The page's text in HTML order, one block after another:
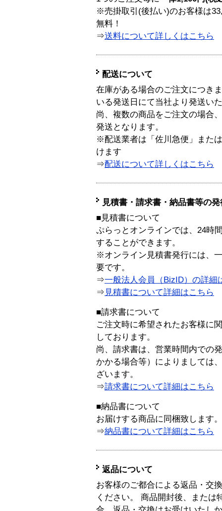
※売掛取引(後払い)のお客様は
無料！
⇒送料について詳しくはこちら
配送について
在庫がある場合のご注文につき
いる発送日にて当社より発送い
尚、複数の商品をご注文の場合
発送となります。
※配送業者は「佐川急便」また
けます
⇒配送について詳しくはこちら
見積書・請求書・納品書等の
■見積書について
ぷらっとオンラインでは、24時
することができます。
※オンライン見積書発行には、
要です。
⇒一般法人会員（BizID）の詳細
⇒ 見積書について詳細はこちら
■請求書について
ご注文時に希望されたお客様に
しております。
尚、請求書は、営業時間内での
かかる場合等）によりましては
ざいます。
⇒請求書について詳細はこちら
■納品書について
お届けする商品に同梱致します。
⇒納品書について詳細はこちら
返品について
お客様のご都合による返品・交
ください。 商品開封後、または